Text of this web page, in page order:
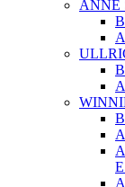
ANNE